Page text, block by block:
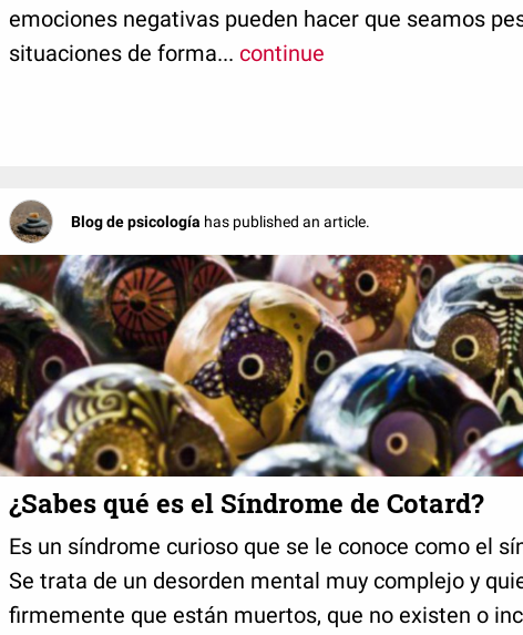
emociones negativas pueden hacer que seamos
situaciones de forma... continue
Blog de psicología has published an article.
¿Sabes qué es el Síndrome de Cotard?
Es un síndrome curioso que se le conoce como el
Se trata de un desorden mental muy complejo y
firmemente que están muertos, que no existen o